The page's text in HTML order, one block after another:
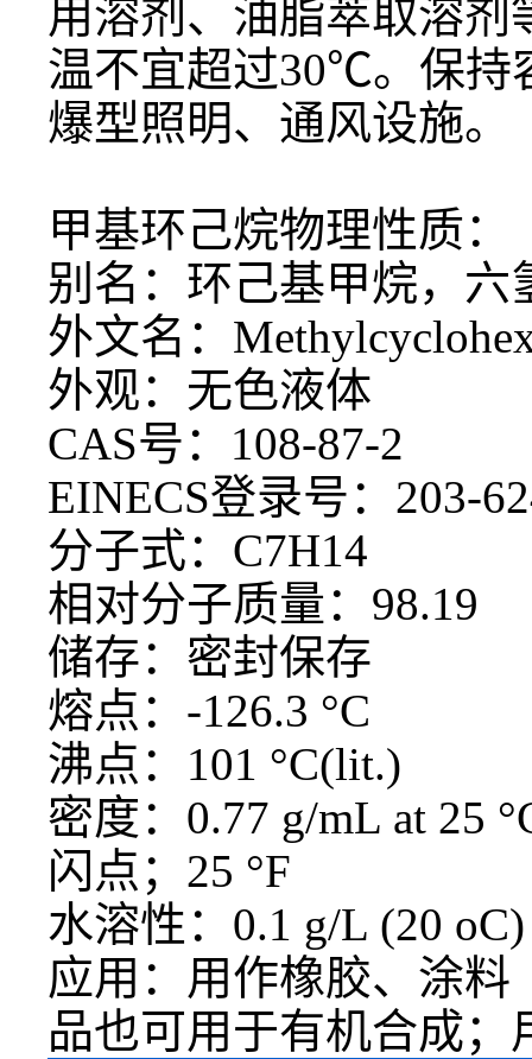
用溶剂、油脂萃取溶
温不宜超过30℃。保持
爆型照明、通风设施。
甲基环己烷物理性质：
别名：环己基甲烷， 六
外文名：
外观：无色液体
CAS号：108-87-2
EINECS登录号：203-
分子式： C7H14
相对分子质量： 98.19
储存：密封保存
熔点： -126.3 °C
沸点： 101 °C(lit.)
密度： 0.77 g/mL at 25
闪点； 25 °F
水溶性： 0.1 g/L (20 oC)
应用：用作橡胶、涂
品也可用于有机合成